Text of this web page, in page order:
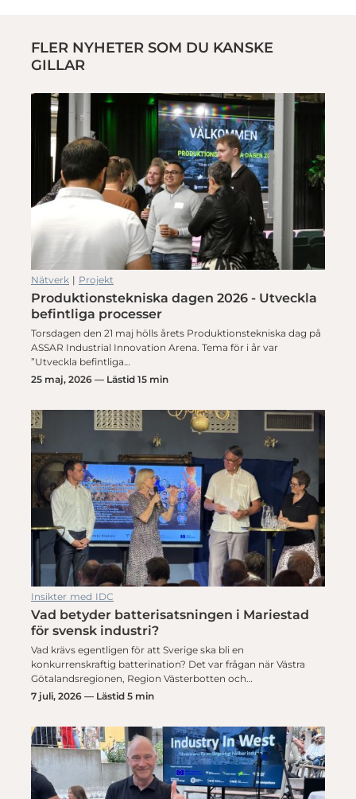
FLER NYHETER SOM DU KANSKE
GILLAR
Nätverk | Projekt
Produktionstekniska dagen 2026 - Utveckla
befintliga processer
Torsdagen den 21 maj hölls årets Produktionstekniska dag på
ASSAR Industrial Innovation Arena. Tema för i år var
”Utveckla befintliga…
25 maj, 2026 — Lästid 15 min
Insikter med IDC
Vad betyder batterisatsningen i Mariestad
för svensk industri?
Vad krävs egentligen för att Sverige ska bli en
konkurrenskraftig batterination? Det var frågan när Västra
Götalandsregionen, Region Västerbotten och…
7 juli, 2026 — Lästid 5 min